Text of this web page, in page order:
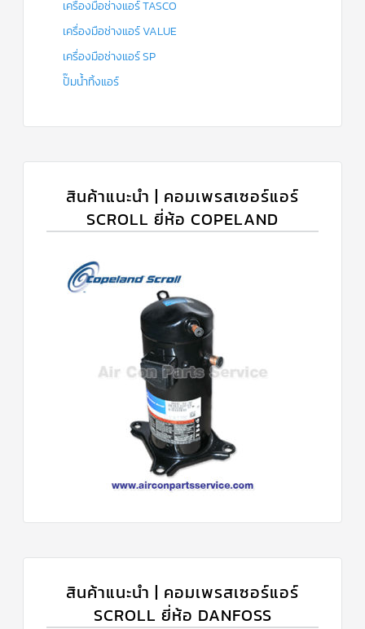
เครื่องมือช่างแอร์ TASCO
เครื่องมือช่างแอร์ VALUE
เครื่องมือช่างแอร์ SP
ปั๊มน้ำทิ้งแอร์
สินค้าแนะนำ | คอมเพรสเซอร์แอร์
SCROLL ยี่ห้อ COPELAND
สินค้าแนะนำ | คอมเพรสเซอร์แอร์
SCROLL ยี่ห้อ DANFOSS